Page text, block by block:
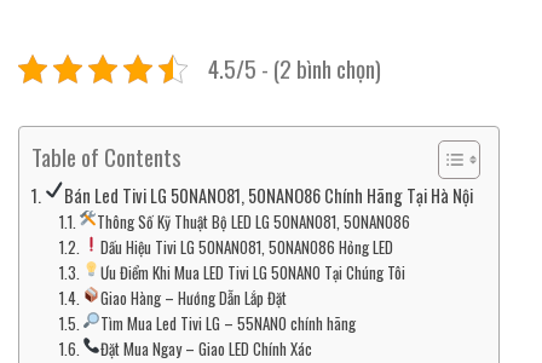
4.5/5 - (2 bình chọn)
Table of Contents
Bán Led Tivi LG 50NANO81, 50NANO86 Chính Hãng Tại Hà Nội
Thông Số Kỹ Thuật Bộ LED LG 50NANO81, 50NANO86
Dấu Hiệu Tivi LG 50NANO81, 50NANO86 Hỏng LED
Ưu Điểm Khi Mua LED Tivi LG 50NANO Tại Chúng Tôi
Giao Hàng – Hướng Dẫn Lắp Đặt
Tìm Mua Led Tivi LG – 55NANO chính hãng
Đặt Mua Ngay – Giao LED Chính Xác